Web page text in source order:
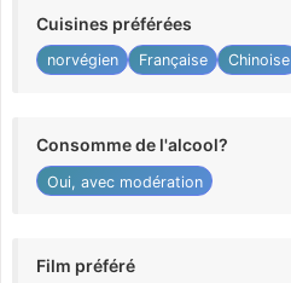
Cuisines préférées
norvégien Française Chinoise
Consomme de l'alcool?
Oui, avec modération
Film préféré